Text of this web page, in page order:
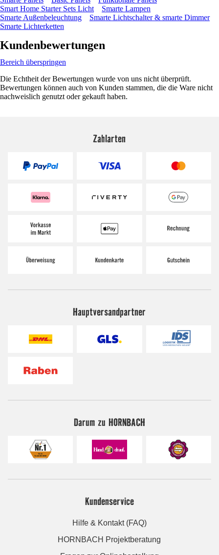
Smart Home Starter Sets Licht
Smarte Lampen
Smarte Außenbeleuchtung
Smarte Lichtschalter & smarte Dimmer
Smarte Lichterketten
Kundenbewertungen
Bereich überspringen
Die Echtheit der Bewertungen wurde von uns nicht überprüft.
Bewertungen können auch von Kunden stammen, die die Ware nicht
nachweislich genutzt oder gekauft haben.
Zahlarten
Hauptversandpartner
Darum zu HORNBACH
Kundenservice
Hilfe & Kontakt (FAQ)
HORNBACH Projektberatung